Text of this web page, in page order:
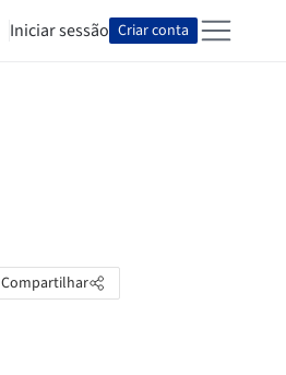
Iniciar sessão Criar conta
Compartilhar